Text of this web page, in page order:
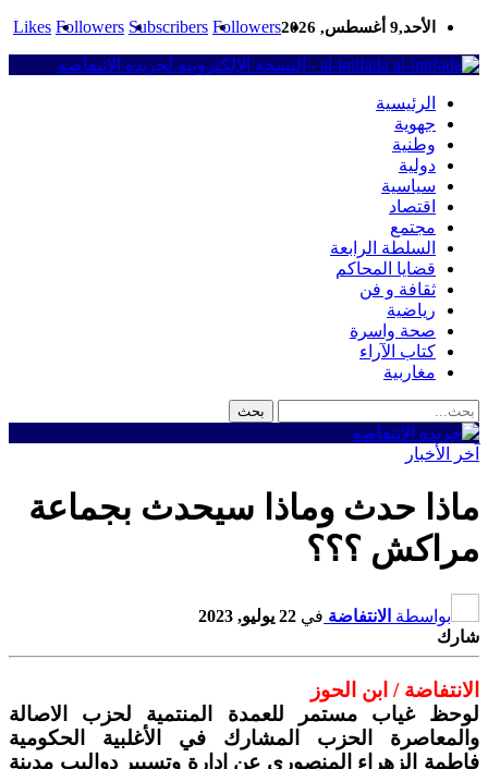
Likes Followers Subscribers Followers الأحد,9 أغسطس, 2026
al-intifada - النسخة الإلكترونية لجريدة الانتفاضة
الرئيسية
جهوية
وطنية
دولية
سياسية
اقتصاد
مجتمع
السلطة الرابعة
قضايا المحاكم
ثقافة و فن
رياضية
صحة واسرة
كتاب الآراء
مغاربية
آخر الأخبار
ماذا حدث وماذا سيحدث بجماعة
مراكش ؟؟؟
بواسطة الانتفاضة في 22 يوليو, 2023
شارك
الانتفاضة / ابن الحوز
لوحظ غياب مستمر للعمدة المنتمية لحزب الاصالة
والمعاصرة الحزب المشارك في الأغلبية الحكومية
فاطمة الزهراء المنصوري عن إدارة وتسيير دواليب مدينة